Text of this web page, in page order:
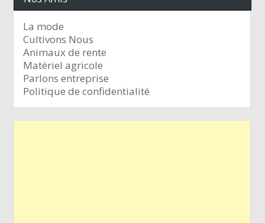
La mode
Cultivons Nous
Animaux de rente
Matériel agricole
Parlons entreprise
Politique de confidentialité